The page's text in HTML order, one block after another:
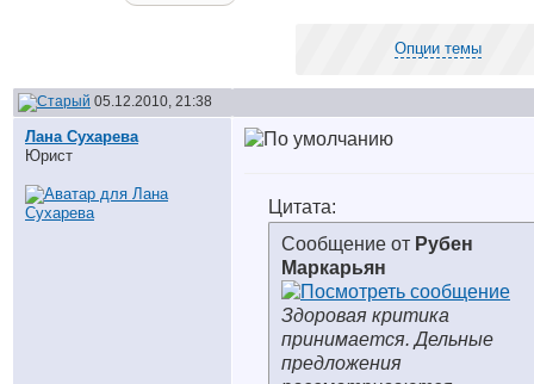
Опции темы
05.12.2010, 21:38
Лана Сухарева
Юрист
Цитата:
Сообщение от Рубен
Маркарьян
Здоровая критика
принимается. Дельные
предложения